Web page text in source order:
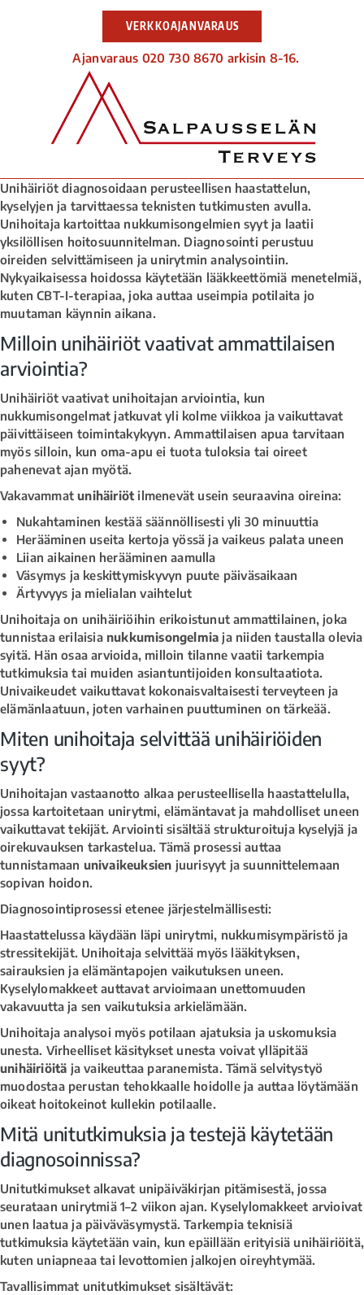
VERKKOAJANVARAUS
Ajanvaraus 020 730 8670 arkisin 8-16.
Unihäiriöt diagnosoidaan perusteellisen haastattelun,
kyselyjen ja tarvittaessa teknisten tutkimusten avulla.
Unihoitaja kartoittaa nukkumisongelmien syyt ja laatii
yksilöllisen hoitosuunnitelman. Diagnosointi perustuu
oireiden selvittämiseen ja unirytmin analysointiin.
Nykyaikaisessa hoidossa käytetään lääkkeettömiä menetelmiä,
kuten CBT-I-terapiaa, joka auttaa useimpia potilaita jo
muutaman käynnin aikana.
Milloin unihäiriöt vaativat ammattilaisen
arviointia?
Unihäiriöt vaativat unihoitajan arviointia, kun
nukkumisongelmat jatkuvat yli kolme viikkoa ja vaikuttavat
päivittäiseen toimintakykyyn. Ammattilaisen apua tarvitaan
myös silloin, kun oma-apu ei tuota tuloksia tai oireet
pahenevat ajan myötä.
Vakavammatunihäiriöt ilmenevät usein seuraavina oireina:
Nukahtaminen kestää säännöllisesti yli 30 minuuttia
Herääminen useita kertoja yössä ja vaikeus palata uneen
Liian aikainen herääminen aamulla
Väsymys ja keskittymiskyvyn puute päiväsaikaan
Ärtyvyys ja mielialan vaihtelut
Unihoitaja on unihäiriöihin erikoistunut ammattilainen, joka
tunnistaa erilaisia nukkumisongelmia ja niiden taustalla olevia
syitä. Hän osaa arvioida, milloin tilanne vaatii tarkempia
tutkimuksia tai muiden asiantuntijoiden konsultaatiota.
Univaikeudet vaikuttavat kokonaisvaltaisesti terveyteen ja
elämänlaatuun, joten varhainen puuttuminen on tärkeää.
Miten unihoitaja selvittää unihäiriöiden
syyt?
Unihoitajan vastaanotto alkaa perusteellisella haastattelulla,
jossa kartoitetaan unirytmi, elämäntavat ja mahdolliset uneen
vaikuttavat tekijät. Arviointi sisältää strukturoituja kyselyjä ja
oirekuvauksen tarkastelua. Tämä prosessi auttaa
tunnistamaan univaikeuksien juurisyyt ja suunnittelemaan
sopivan hoidon.
Diagnosointiprosessi etenee järjestelmällisesti:
Haastattelussa käydään läpi unirytmi, nukkumisympäristö ja
stressitekijät. Unihoitaja selvittää myös lääkityksen,
sairauksien ja elämäntapojen vaikutuksen uneen.
Kyselylomakkeet auttavat arvioimaan unettomuuden
vakavuutta ja sen vaikutuksia arkielämään.
Unihoitaja analysoi myös potilaan ajatuksia ja uskomuksia
unesta. Virheelliset käsitykset unesta voivat ylläpitää
unihäiriöitä ja vaikeuttaa paranemista. Tämä selvitystyö
muodostaa perustan tehokkaalle hoidolle ja auttaa löytämään
oikeat hoitokeinot kullekin potilaalle.
Mitä unitutkimuksia ja testejä käytetään
diagnosoinnissa?
Unitutkimukset alkavat unipäiväkirjan pitämisestä, jossa
seurataan unirytmiä 1–2 viikon ajan. Kyselylomakkeet arvioivat
unen laatua ja päiväväsymystä. Tarkempia teknisiä
tutkimuksia käytetään vain, kun epäillään erityisiä unihäiriöitä,
kuten uniapneaa tai levottomien jalkojen oireyhtymää.
Tavallisimmat unitutkimukset sisältävät: